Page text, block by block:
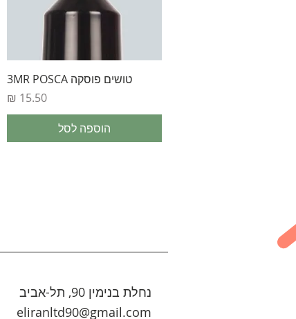
תצוגה מהירה
טושים פוסקה 3MR POSCA
מחיר‏15.50 ‏₪
הוספה לסל
נחלת בנימין 90, תל-אביב
eliranltd90@gmail.com